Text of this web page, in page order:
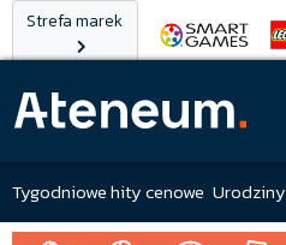
Strefa marek
Tygodniowe hity cenowe